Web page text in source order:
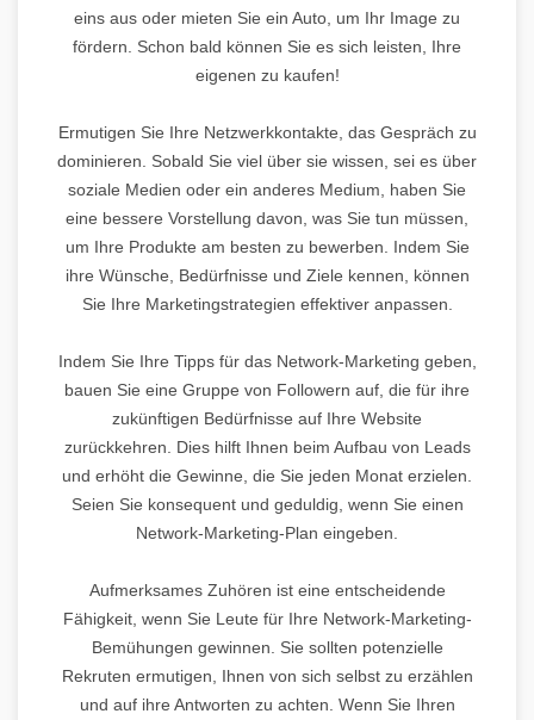
eins aus oder mieten Sie ein Auto, um Ihr Image zu
fördern. Schon bald können Sie es sich leisten, Ihre
eigenen zu kaufen!
Ermutigen Sie Ihre Netzwerkkontakte, das Gespräch zu
dominieren. Sobald Sie viel über sie wissen, sei es über
soziale Medien oder ein anderes Medium, haben Sie
eine bessere Vorstellung davon, was Sie tun müssen,
um Ihre Produkte am besten zu bewerben. Indem Sie
ihre Wünsche, Bedürfnisse und Ziele kennen, können
Sie Ihre Marketingstrategien effektiver anpassen.
Indem Sie Ihre Tipps für das Network-Marketing geben,
bauen Sie eine Gruppe von Followern auf, die für ihre
zukünftigen Bedürfnisse auf Ihre Website
zurückkehren. Dies hilft Ihnen beim Aufbau von Leads
und erhöht die Gewinne, die Sie jeden Monat erzielen.
Seien Sie konsequent und geduldig, wenn Sie einen
Network-Marketing-Plan eingeben.
Aufmerksames Zuhören ist eine entscheidende
Fähigkeit, wenn Sie Leute für Ihre Network-Marketing-
Bemühungen gewinnen. Sie sollten potenzielle
Rekruten ermutigen, Ihnen von sich selbst zu erzählen
und auf ihre Antworten zu achten. Wenn Sie Ihren